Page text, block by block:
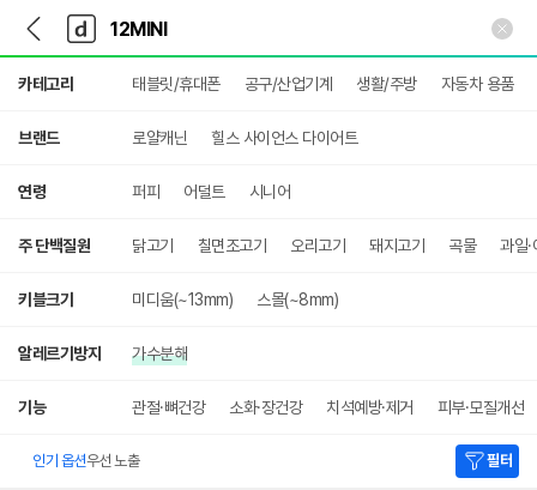
다
나
와
가
기
다
와
메
인
카테고리 태블릿/휴대폰 공구/산업기계 생활/주방 자동차 용품
브랜드 로얄캐닌 힐스 사이언스 다이어트
연령 퍼피 어덜트 시니어
주 단백질원 닭고기 칠면조고기 오리고기 돼지고기 곡물 과일·
키블크기 미디움(~13mm) 스몰(~8mm)
알레르기방지 가수분해
기능 관절·뼈건강 소화·장건강 치석예방·제거 피부·모질개선
인기 옵션우선 노출 필터